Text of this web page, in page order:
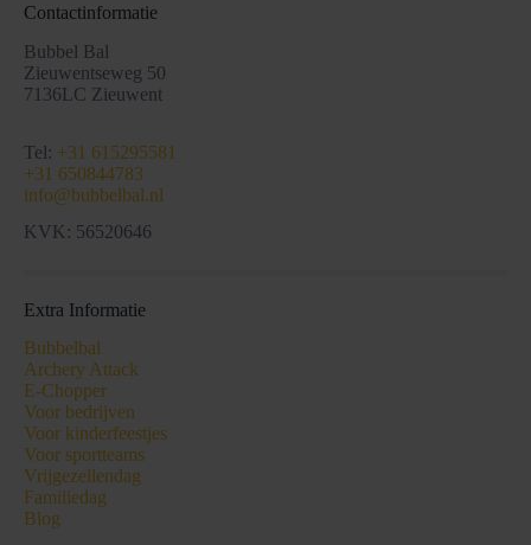
Contactinformatie
Bubbel Bal
Zieuwentseweg 50
7136LC Zieuwent
Tel: +31 615295581
+31 650844783
info@bubbelbal.nl
KVK: 56520646
Extra Informatie
Bubbelbal
Archery Attack
E-Chopper
Voor bedrijven
Voor kinderfeestjes
Voor sportteams
Vrijgezellendag
Familiedag
Blog